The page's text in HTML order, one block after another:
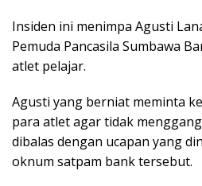
Insiden ini menimpa Agusti
Pemuda Pancasila Sumbawa
atlet pelajar.
Agusti yang berniat meminta
para atlet agar tidak
dibalas dengan ucapan yang
oknum satpam bank tersebut.